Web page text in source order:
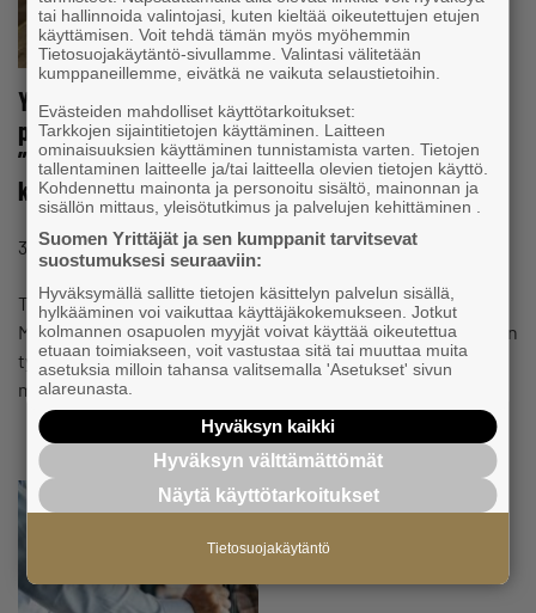
Yrittäjyydestään juuri tunnustuksen saanut Miika
päätyi työnantajayrittäjäksi yrityskaupan kautta –
”Yritys on ollut kannattava tällä samalla
konseptilla, joten miksipä hyvää vaihtamaan?”
3.12.2020 klo 04:22 Uutinen #OMISTAJANVAIHDOS
Tervolan Yrittäjien Vuoden nuorena yrittäjänä juuri palkittu
Miika Pallari, 31, haaveili pitkään yrittäjäksi ryhtymisestä. Hän
työskenteli Rovaniemellä LVI-alan tukkuliikkeessä
myyntitöissä…
tai hallinnoida valintojasi, kuten kieltää oikeutettujen etujen
käyttämisen. Voit tehdä tämän myös myöhemmin
Tietosuojakäytäntö-sivullamme. Valintasi välitetään
kumppaneillemme, eivätkä ne vaikuta selaustietoihin.
Evästeiden mahdolliset käyttötarkoitukset:
Tarkkojen sijaintitietojen käyttäminen. Laitteen
ominaisuuksien käyttäminen tunnistamista varten. Tietojen
tallentaminen laitteelle ja/tai laitteella olevien tietojen käyttö.
Kohdennettu mainonta ja personoitu sisältö, mainonnan ja
sisällön mittaus, yleisötutkimus ja palvelujen kehittäminen .
Suomen Yrittäjät ja sen kumppanit tarvitsevat
suostumuksesi seuraaviin:
Hyväksymällä sallitte tietojen käsittelyn palvelun sisällä,
hylkääminen voi vaikuttaa käyttäjäkokemukseen. Jotkut
kolmannen osapuolen myyjät voivat käyttää oikeutettua
etuaan toimiakseen, voit vastustaa sitä tai muuttaa muita
asetuksia milloin tahansa valitsemalla 'Asetukset' sivun
alareunasta.
Hyväksyn kaikki
Hyväksyn välttämättömät
Näytä käyttötarkoitukset
Tietosuojakäytäntö